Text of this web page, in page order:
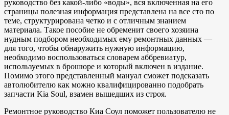
руководство без какой-либо «воды», вся включенная на его
страницы полезная информация представлена на все сто по
теме, структурирована четко и с отличным знанием
материала. Такое пособие не обременит своего хозяина
нудным подбором необходимых ему ремонтных данных —
для того, чтобы обнаружить нужную информацию,
необходимо воспользоваться словарем аббревиатур,
используемых в брошюре и который включен в издание.
Помимо этого представленный мануал сможет подсказать
автолюбителю как можно квалифицированно подобрать
запчасти Kia Soul, взамен вышедших из строя.
Ремонтное руководство Киа Соул поможет пользователю не